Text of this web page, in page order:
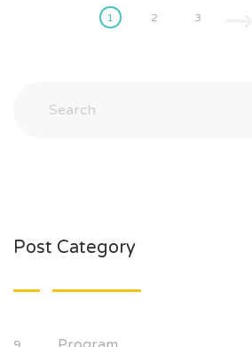
1 2 3
Post Category